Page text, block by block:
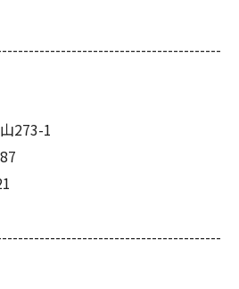
273-1